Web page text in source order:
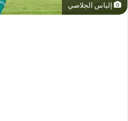
إلياس الجلاصي